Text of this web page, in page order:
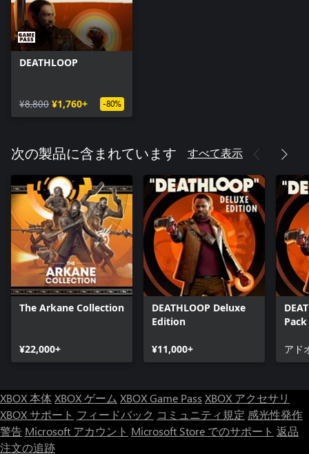
DEATHLOOP
¥8,800 ¥1,760+ -80%
次の製品に含まれています すべて表示
The Arkane Collection
¥22,000+
DEATHLOOP Deluxe
Edition
¥11,000+
Pack
アド
XBOX 本体XBOX ゲーム XBOX Game Pass XBOX アクセサリ
XBOX サポート フィードバック コミュニティ規定 感光性発作
警告 Microsoft アカウント Microsoft Store でのサポート 返品
注文の追跡